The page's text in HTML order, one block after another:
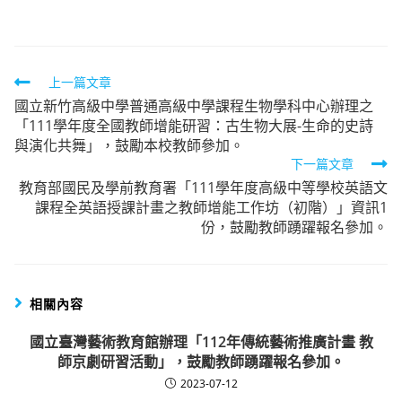
Read
more
articles
上一篇文章
國立新竹高級中學普通高級中學課程生物學科中心辦理之
「111學年度全國教師增能研習：古生物大展-生命的史詩
與演化共舞」，鼓勵本校教師參加。
下一篇文章
教育部國民及學前教育署「111學年度高級中等學校英語文
課程全英語授課計畫之教師增能工作坊（初階）」資訊1
份，鼓勵教師踴躍報名參加。
相關內容
國立臺灣藝術教育館辦理「112年傳統藝術推廣計畫 教
師京劇研習活動」，鼓勵教師踴躍報名參加。
2023-07-12